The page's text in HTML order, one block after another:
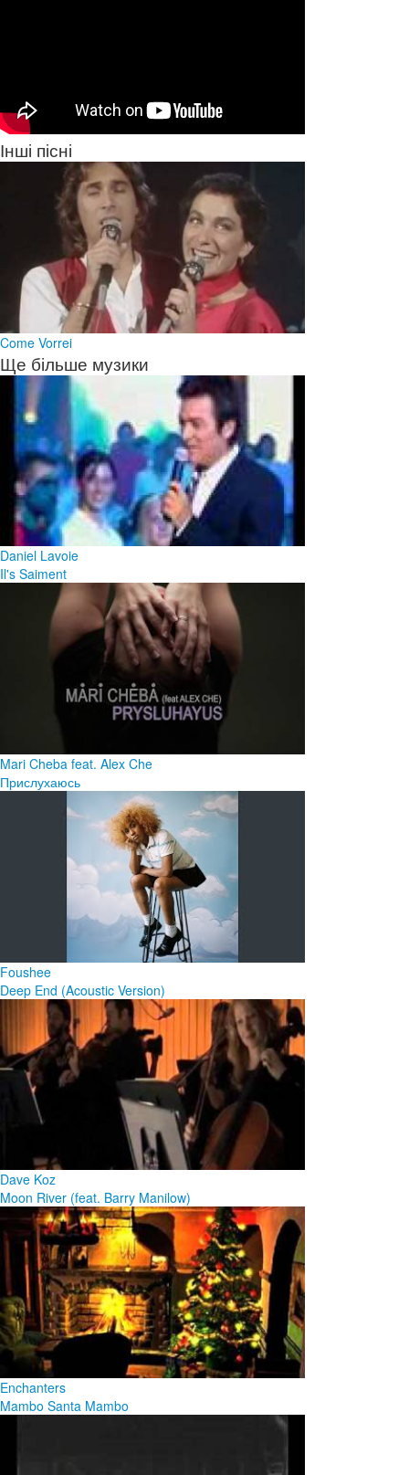
Інші пісні
Come Vorrei
Ще більше музики
Daniel Lavoie
Il's Saiment
Mari Cheba feat. Alex Che
Прислухаюсь
Foushee
Deep End (Acoustic Version)
Dave Koz
Moon River (feat. Barry Manilow)
Enchanters
Mambo Santa Mambo